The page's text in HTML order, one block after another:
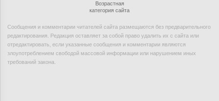
Возрастная
категория сайта
Сообщения и комментарии читателей сайта размещаются без предварительного
редактирования. Редакция оставляет за собой право удалить их с сайта или
отредактировать, если указанные сообщения и комментарии являются
злоупотреблением свободой массовой информации или нарушением иных
требований закона.